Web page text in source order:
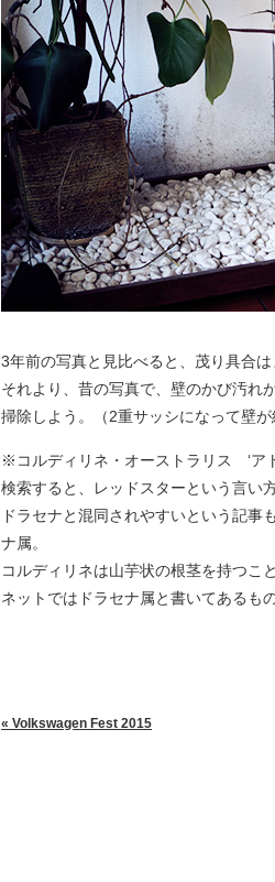
3年前の写真と見比べると、茂り具合
それより、昔の写真で、壁のかび汚れ
掃除しよう。（2重サッシになって壁
※コルディリネ・オーストラリス ‘ア
検索すると、レッドスターという言い
ドラセナと混同されやすいという記
ナ属。
コルディリネは山芋状の根茎を持つこ
ネットではドラセナ属と書いてあるも
« Volkswagen Fest 2015